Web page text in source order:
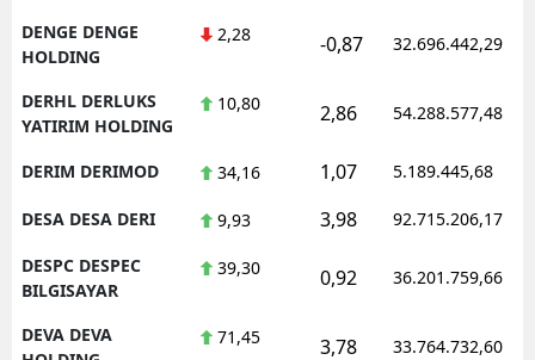
DENGE DENGE
HOLDING
2,28 -0,87 32.696.442,29
DERHL DERLUKS
YATIRIM HOLDING
10,80 2,86 54.288.577,48
DERIM DERIMOD 34,16 1,07 5.189.445,68
DESA DESA DERI 9,93 3,98 92.715.206,17
DESPC DESPEC
BILGISAYAR
39,30 0,92 36.201.759,66
DEVA DEVA
71,45 3,78 33.764.732,60